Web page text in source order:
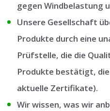
gegen Windbelastung
Unsere Gesellschaft
Produkte durch eine
Prüfstelle, die die
Produkte bestätigt,
aktuelle Zertifikate).
Wir wissen, was wir